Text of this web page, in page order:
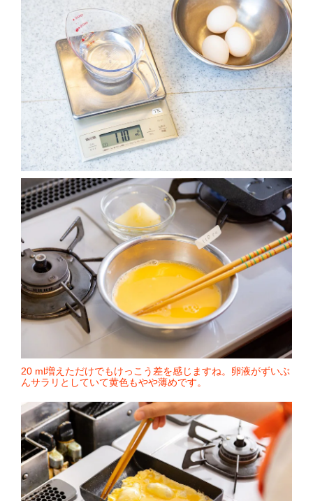
20 ml増えただけでもけっこう差を感じますね。卵液がずいぶ
んサラリとしていて黄色もやや薄めです。